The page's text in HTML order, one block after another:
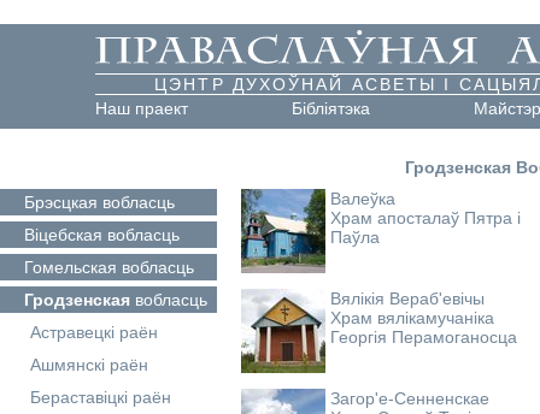
ЦЭНТР ДУХОЎНАЙ АСВЕТЫ І
Наш праект
Бібліятэка
Гродзенская
Брэсцкая вобласць
Віцебская вобласць
Гомельская вобласць
Гродзенская вобласць
Астравецкі раён
Ашмянскі раён
Бераставіцкі раён
Валеўка
Храм апосталаў Пятра і
Паўла
Вялікія Вераб'евічы
Храм вялікамучаніка
Георгія Перамоганосца
Загор'е-Сенненскае